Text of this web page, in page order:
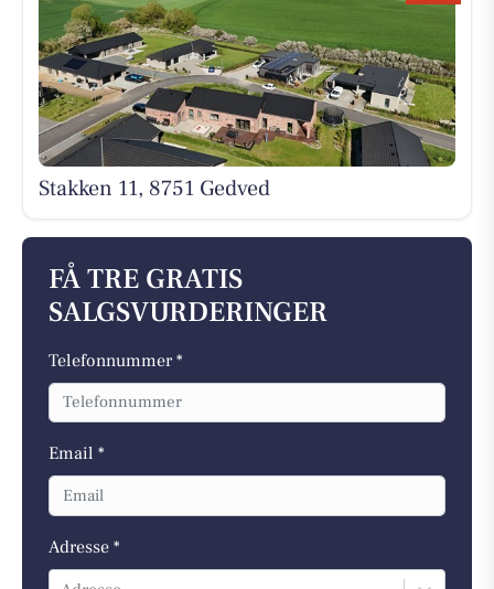
Stakken 11, 8751 Gedved
FÅ TRE GRATIS
SALGSVURDERINGER
Telefonnummer *
Email *
Adresse *